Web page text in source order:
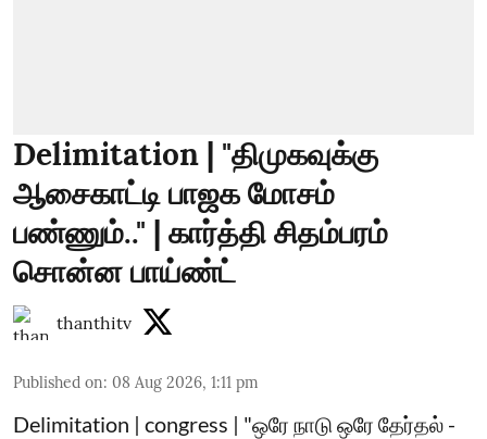
Delimitation | "திமுகவுக்கு
ஆசைகாட்டி பாஜக மோசம்
பண்ணும்.." | கார்த்தி சிதம்பரம்
சொன்ன பாய்ண்ட்
thanthitv
Published on: 08 Aug 2026, 1:11 pm
Delimitation | congress | "ஒரே நாடு ஒரே தேர்தல் -